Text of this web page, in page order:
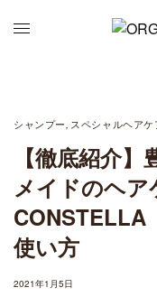
シャンプー, スペシャルヘアケ
【徹底紹介
メイドのヘア
CONSTELLA
使い方
2021年1月5日